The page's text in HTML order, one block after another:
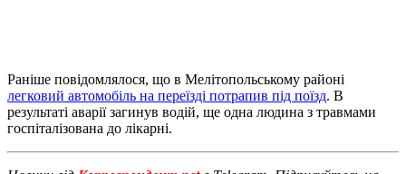
Раніше повідомлялося, що в Мелітопольському районі
легковий автомобіль на переїзді потрапив під поїзд. В
результаті аварії загинув водій, ще одна людина з травмами
госпіталізована до лікарні.